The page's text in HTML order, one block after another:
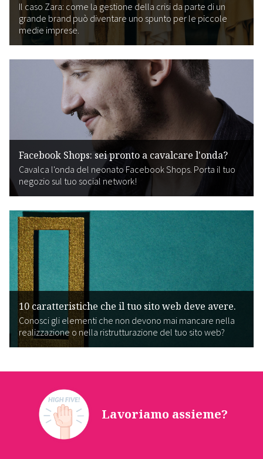
Il caso Zara: come la gestione della crisi da parte di un
grande brand può diventare uno spunto per le piccole
medie imprese.
Facebook Shops: sei pronto a cavalcare l'onda?
Cavalca l'onda del neonato Facebook Shops. Porta il tuo
negozio sul tuo social network!
10 caratteristiche che il tuo sito web deve avere.
Conosci gli elementi che non devono mai mancare nella
realizzazione o nella ristrutturazione del tuo sito web?
Lavoriamo assieme?